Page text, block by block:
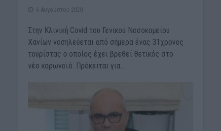
6 Αυγούστου 2020
Στην Κλινική Covid του Γενικού Νοσοκομείου
Χανίων νοσηλεύεται από σήμερα ένας 31χρονος
τουρίστας ο οποίος έχει βρεθεί θετικός στο
νέο κορωνοϊό. Πρόκειται για...